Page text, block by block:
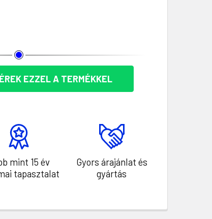
EZZEL A TERMÉKKEL
mint 15 év
tapasztalat
Gyors árajánlat és
gyártás